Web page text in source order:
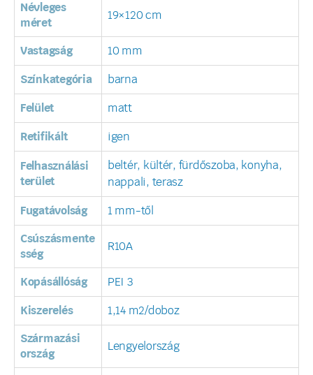
Névleges
méret
19×120 cm
Vastagság 10 mm
Színkategória barna
Felület matt
Retifikált igen
Felhasználási
terület
beltér, kültér, fürdőszoba, konyha,
nappali, terasz
Fugatávolság 1 mm-től
Csúszásmente
sség
R10A
Kopásállóság PEI 3
Kiszerelés 1,14 m2/doboz
Származási
ország
Lengyelország